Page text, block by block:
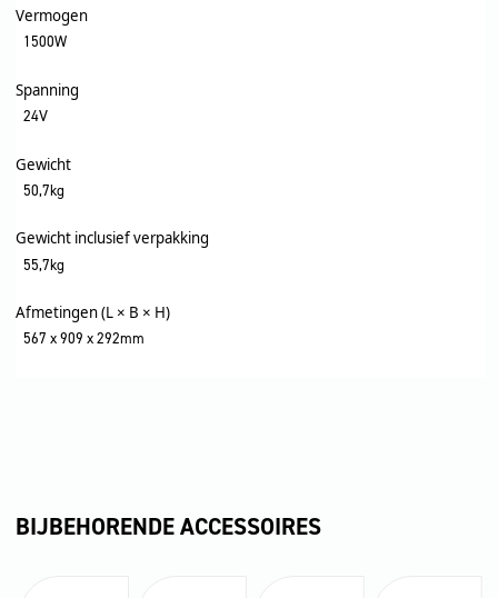
Vermogen
1500W
Spanning
24V
Gewicht
50,7kg
Gewicht inclusief verpakking
55,7kg
Afmetingen (L × B × H)
567 x 909 x 292mm
BIJBEHORENDE ACCESSOIRES